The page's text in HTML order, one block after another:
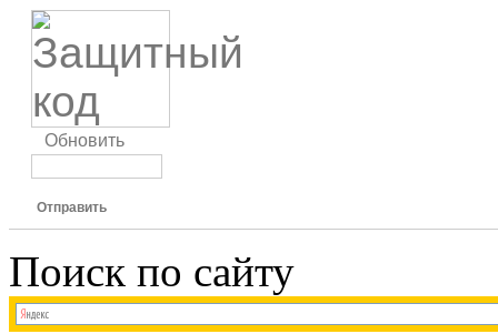
Обновить
Отправить
Поиск по сайту